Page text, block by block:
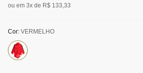
ou em 3x de R$ 133,33
Cor: VERMELHO